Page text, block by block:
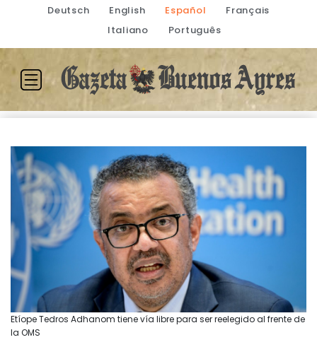
Deutsch English Español
Français
Italiano
Português
Etíope Tedros Adhanom tiene vía libre para ser reelegido al frente de
la OMS